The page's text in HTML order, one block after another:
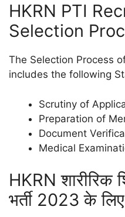
HKRN PTI
Selection
The Selection Process
includes the following
Scrutiny of
Preparation of
Document
Medical
HKRN शारीरिक
भर्ती 2023 के